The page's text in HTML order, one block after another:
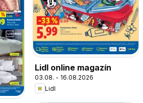
Lidl online magazín
03.08. - 16.08.2026
Lidl